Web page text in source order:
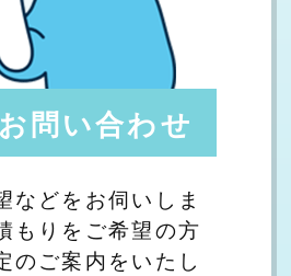
問い合わせ
などをお伺いしま
もりをご希望の方
のご案内をいたし